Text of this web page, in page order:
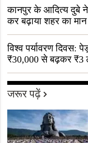
कानपुर के आदित्य दुबे
कर बढ़ाया शहर का मान
विश्व पर्यावरण
₹30,000 से बढ़कर ₹3
जरूर पढ़ें